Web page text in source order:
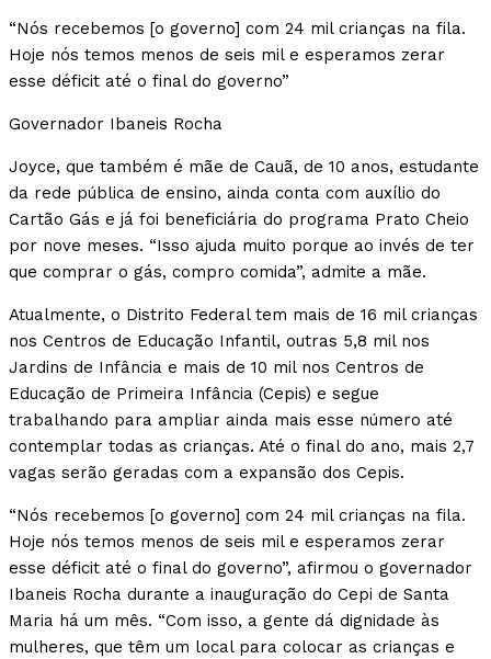
“Nós recebemos [o governo] com 24 mil crianças na fila.
Hoje nós temos menos de seis mil e esperamos zerar
esse déficit até o final do governo”
Governador Ibaneis Rocha
Joyce, que também é mãe de Cauã, de 10 anos, estudante
da rede pública de ensino, ainda conta com auxílio do
Cartão Gás e já foi beneficiária do programa Prato Cheio
por nove meses. “Isso ajuda muito porque ao invés de ter
que comprar o gás, compro comida”, admite a mãe.
Atualmente, o Distrito Federal tem mais de 16 mil crianças
nos Centros de Educação Infantil, outras 5,8 mil nos
Jardins de Infância e mais de 10 mil nos Centros de
Educação de Primeira Infância (Cepis) e segue
trabalhando para ampliar ainda mais esse número até
contemplar todas as crianças. Até o final do ano, mais 2,7
vagas serão geradas com a expansão dos Cepis.
“Nós recebemos [o governo] com 24 mil crianças na fila.
Hoje nós temos menos de seis mil e esperamos zerar
esse déficit até o final do governo”, afirmou o governador
Ibaneis Rocha durante a inauguração do Cepi de Santa
Maria há um mês. “Com isso, a gente dá dignidade às
mulheres, que têm um local para colocar as crianças e